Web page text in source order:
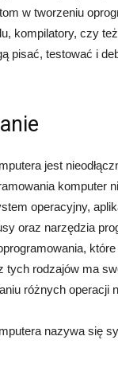
w tworzeniu
kompilatory, czy
pisać, testować i
jest
komputer
operacyjny,
oraz narzędzia
tych rodzajów ma
różnych operacji
nazywa się